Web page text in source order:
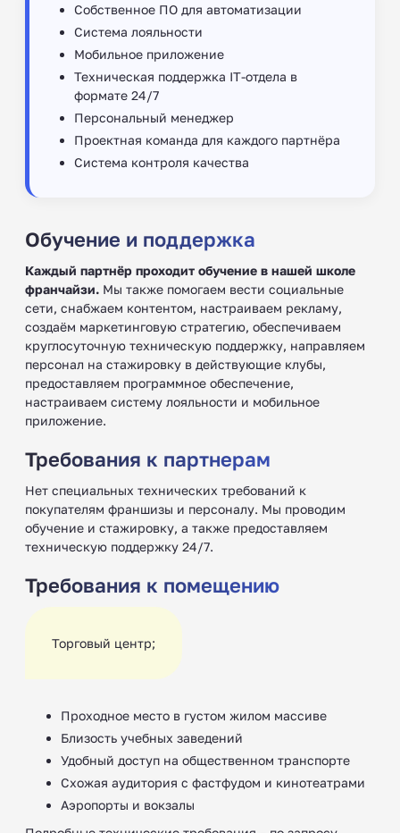
Собственное ПО для автоматизации
Система лояльности
Мобильное приложение
Техническая поддержка IT-отдела в
формате 24/7
Персональный менеджер
Проектная команда для каждого партнёра
Система контроля качества
Обучение и поддержка
Каждый партнёр проходит обучение в нашей школе
франчайзи. Мы также помогаем вести социальные
сети, снабжаем контентом, настраиваем рекламу,
создаём маркетинговую стратегию, обеспечиваем
круглосуточную техническую поддержку, направляем
персонал на стажировку в действующие клубы,
предоставляем программное обеспечение,
настраиваем систему лояльности и мобильное
приложение.
Требования к партнерам
Нет специальных технических требований к
покупателям франшизы и персоналу. Мы проводим
обучение и стажировку, а также предоставляем
техническую поддержку 24/7.
Требования к помещению
Торговый центр;
Проходное место в густом жилом массиве
Близость учебных заведений
Удобный доступ на общественном транспорте
Схожая аудитория с фастфудом и кинотеатрами
Аэропорты и вокзалы